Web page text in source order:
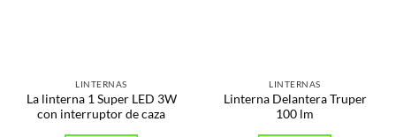
LINTERNAS
La linterna 1 Super LED 3W
con interruptor de caza
LINTERNAS
Linterna Delantera Truper
100 lm